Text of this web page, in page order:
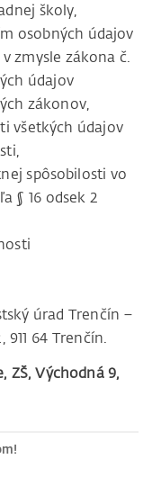
školy,
osobných údajov
zmysle zákona č.
údajov
zákonov,
všetkých údajov
spôsobilosti vo
§ 16 odsek 2
úrad Trenčín –
64 Trenčín.
ZŠ, Východná 9,